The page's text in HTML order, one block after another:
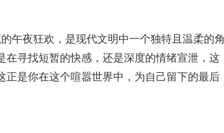
午夜狂欢，是现代文明中一个独特且温柔的角
寻找短暂的快感，还是深度的情绪宣泄，这
是你在这个喧嚣世界中，为自己留下的最后